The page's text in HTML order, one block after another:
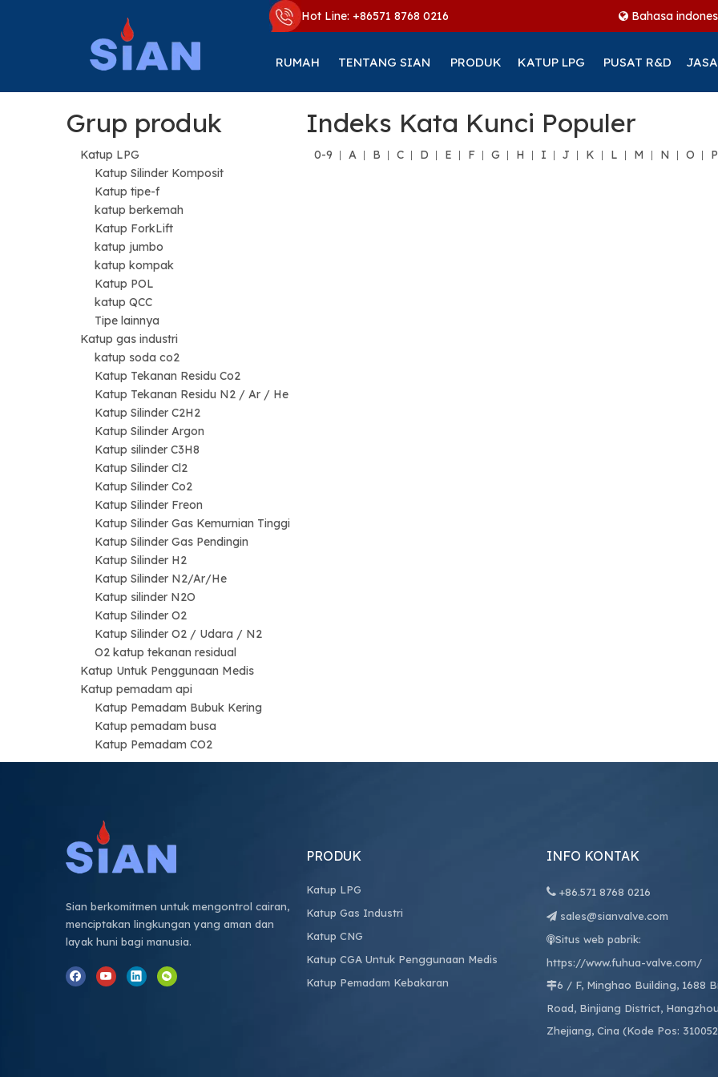
Hot Line: +86571 8768 0216 Bahasa
RUMAH TENTANG SIAN PRODUK KATUP LPG PUSAT R&D JASA
Grup produk
Katup LPG
Katup Silinder Komposit
Katup tipe-f
katup berkemah
Katup ForkLift
katup jumbo
katup kompak
Katup POL
katup QCC
Tipe lainnya
Katup gas industri
katup soda co2
Katup Tekanan Residu Co2
Katup Tekanan Residu N2 / Ar / He
Katup Silinder C2H2
Katup Silinder Argon
Katup silinder C3H8
Katup Silinder Cl2
Katup Silinder Co2
Katup Silinder Freon
Katup Silinder Gas Kemurnian Tinggi
Katup Silinder Gas Pendingin
Katup Silinder H2
Katup Silinder N2/Ar/He
Katup silinder N2O
Katup Silinder O2
Katup Silinder O2 / Udara / N2
O2 katup tekanan residual
Katup Untuk Penggunaan Medis
Katup pemadam api
Katup Pemadam Bubuk Kering
Katup pemadam busa
Katup Pemadam CO2
Indeks Kata Kunci Populer
0-9 A B C D E F G H I J K L M N O P
Sian berkomitmen untuk mengontrol cairan,
menciptakan lingkungan yang aman dan
layak huni bagi manusia.
PRODUK
Katup LPG
Katup Gas Industri
Katup CNG
Katup CGA Untuk Penggunaan Medis
Katup Pemadam Kebakaran
INFO KONTAK
 +86.571 8768 0216
 sales@sianvalve.com
Situs web pabrik:
https://www.fuhua-valve.com/
6 / F, Minghao Building, 1688
Road, Binjiang District,
Zhejiang, Cina (Kode Pos: